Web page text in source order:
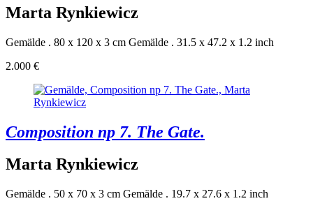
Marta Rynkiewicz
Gemälde . 80 x 120 x 3 cm Gemälde . 31.5 x 47.2 x 1.2 inch
2.000 €
Composition np 7. The Gate.
Marta Rynkiewicz
Gemälde . 50 x 70 x 3 cm Gemälde . 19.7 x 27.6 x 1.2 inch